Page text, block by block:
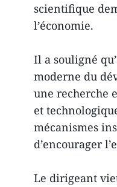
scientifique
l’économie.
Il a souligné
moderne du
une recherche
et
mécanismes
d’encourager
Le dirigeant